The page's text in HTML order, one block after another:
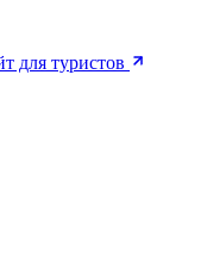
для туристов